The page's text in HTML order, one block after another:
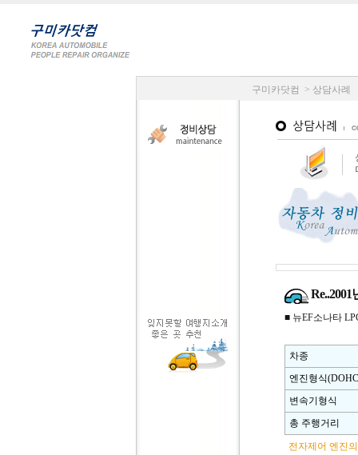
구미카닷컴 > 상담사례
■ 뉴EF소나타
차종
엔진형식
변속기형식
총 주행거리
전자제어 엔진